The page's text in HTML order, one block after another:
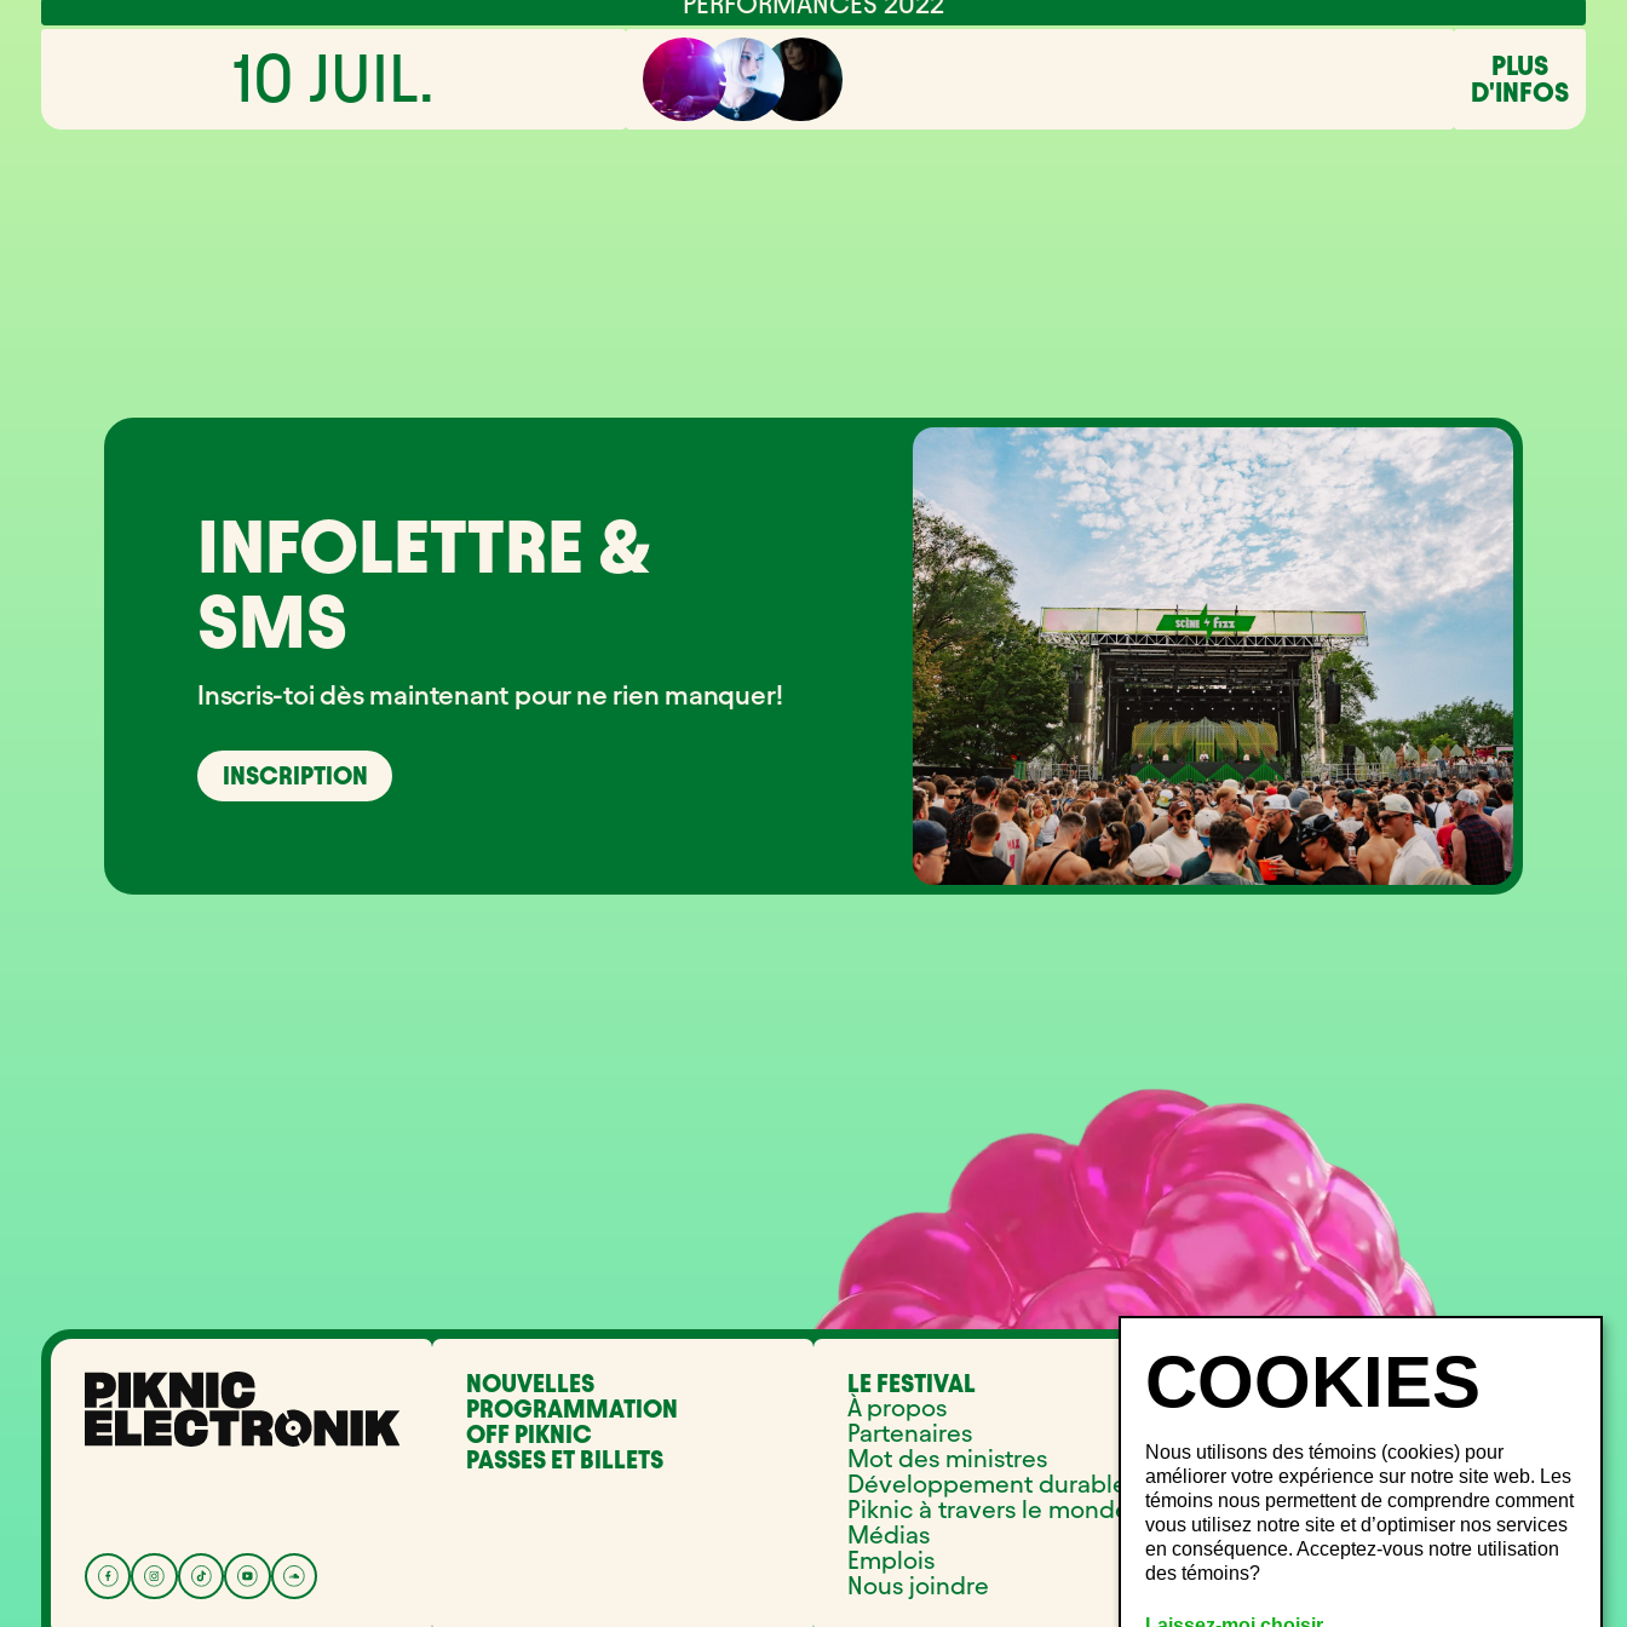
10 JUIL.
PLUS
D'INFOS
INFOLETTRE &
SMS
Inscris-toi dès maintenant pour ne rien manquer!
INSCRIPTION
NOUVELLES
PROGRAMMATION
OFF PIKNIC
PASSES ET BILLETS
LE FESTIVAL
À propos
Partenaires
Mot des ministres
Développement durable
Piknic à travers le monde
Médias
Emplois
Nous joindre
INFOS FESTIVALIERS
FAQ
Gestion du bruit
Plan de site
Nous utilisons des témoins (cookies) pour
améliorer votre expérience sur notre site web. Les
témoins nous permettent de comprendre comment
vous utilisez notre site et d’optimiser nos services
en conséquence. Acceptez-vous notre utilisation
des témoins?